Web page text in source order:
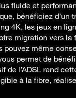
fluide et
bénéficiez d’un
4K, les jeux en
migration vers
même
permet de
de l’ADSL rend
à la fibre,